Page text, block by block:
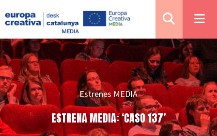
Estrenes MEDIA
ESTRENA MEDIA: ‘CASO 137’